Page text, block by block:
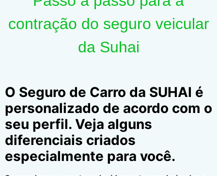
contração do seguro veicular
da Suhai
O Seguro de Carro da SUHAI é
personalizado de acordo com o
seu perfil. Veja alguns
diferenciais criados
especialmente para você.